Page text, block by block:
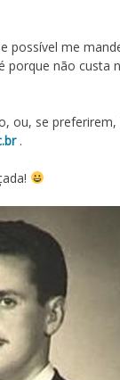
possível me
não custa
ou, se
.